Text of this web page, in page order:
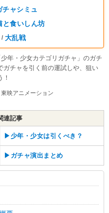
チャシミュ
と食いしん坊
/ 大乱戦
年・少女カテゴリガチャ」のガチ
ガチャを引く前の運試しや、狙い
映アニメーション
連記事
▶︎少年・少女は引くべき？
▶︎ガチャ演出まとめ